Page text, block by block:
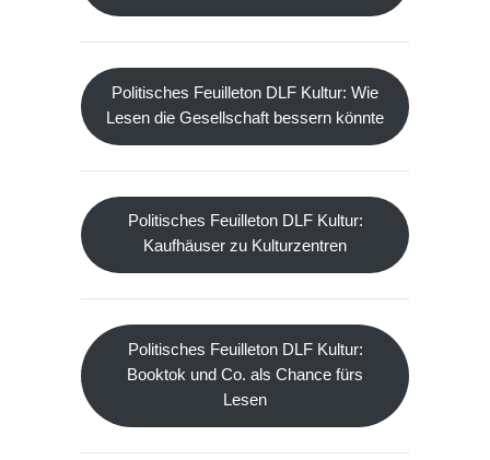
Politisches Feuilleton DLF Kultur: Wie
Lesen die Gesellschaft bessern könnte
Politisches Feuilleton DLF Kultur:
Kaufhäuser zu Kulturzentren
Politisches Feuilleton DLF Kultur:
Booktok und Co. als Chance fürs
Lesen